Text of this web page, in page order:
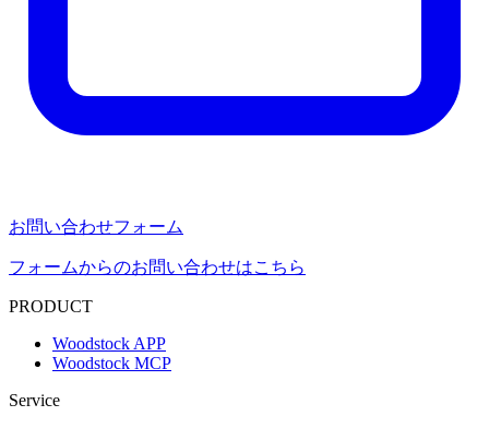
お問い合わせフォーム
フォームからのお問い合わせはこちら
PRODUCT
Woodstock APP
Woodstock MCP
Service